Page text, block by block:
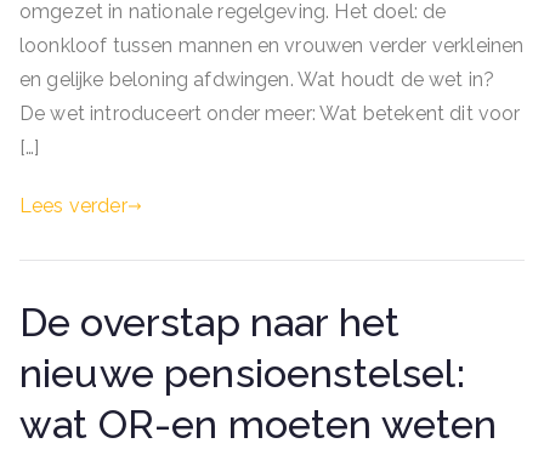
omgezet in nationale regelgeving. Het doel: de
loonkloof tussen mannen en vrouwen verder verkleinen
en gelijke beloning afdwingen. Wat houdt de wet in?
De wet introduceert onder meer: Wat betekent dit voor
[…]
Lees verder
De overstap naar het
nieuwe pensioenstelsel:
wat OR-en moeten weten